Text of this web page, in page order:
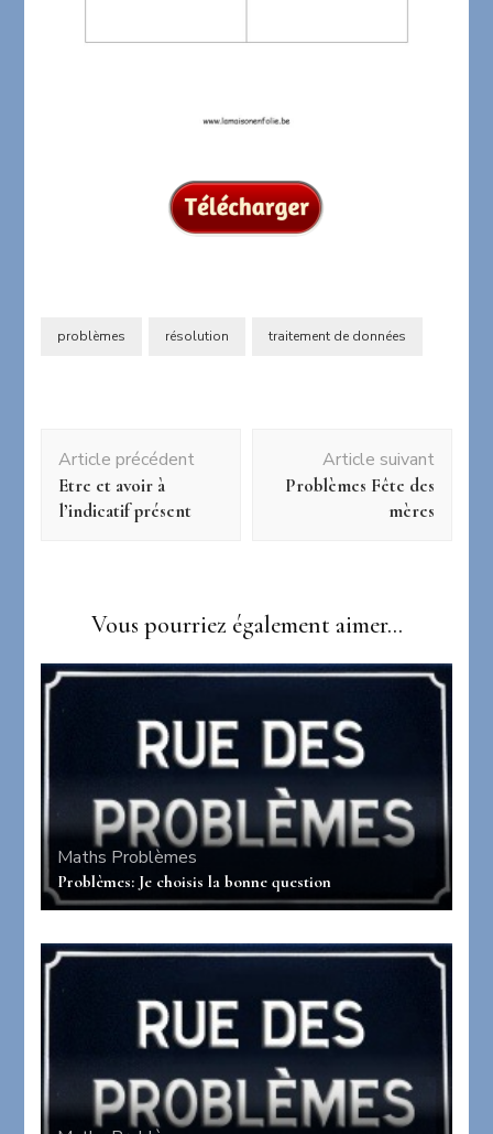
problèmes résolution traitement de données
d'article
Article précédent
Etre et avoir à
l’indicatif présent
Article suivant
Problèmes Fête des
mères
Vous pourriez également aimer...
Maths Problèmes
Problèmes: Je choisis la bonne question